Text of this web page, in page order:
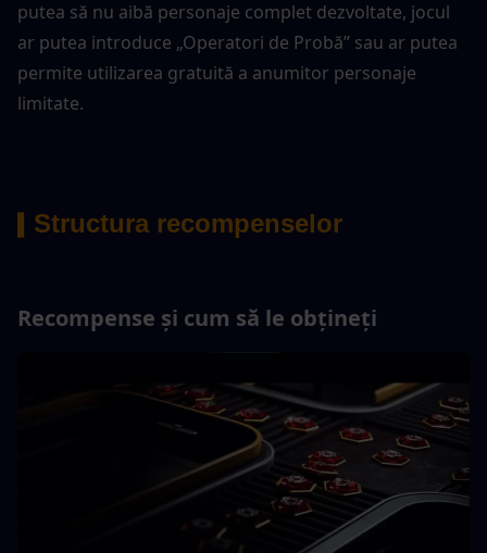
putea să nu aibă personaje complet dezvoltate, jocul
ar putea introduce „Operatori de Probă” sau ar putea
permite utilizarea gratuită a anumitor personaje
limitate.
Structura recompenselor
Recompense și cum să le obțineți